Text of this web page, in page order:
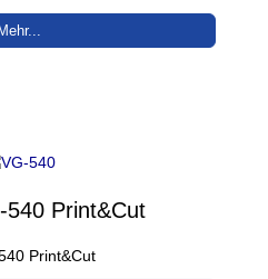
Mehr...
540 Print&Cut
Print&Cut